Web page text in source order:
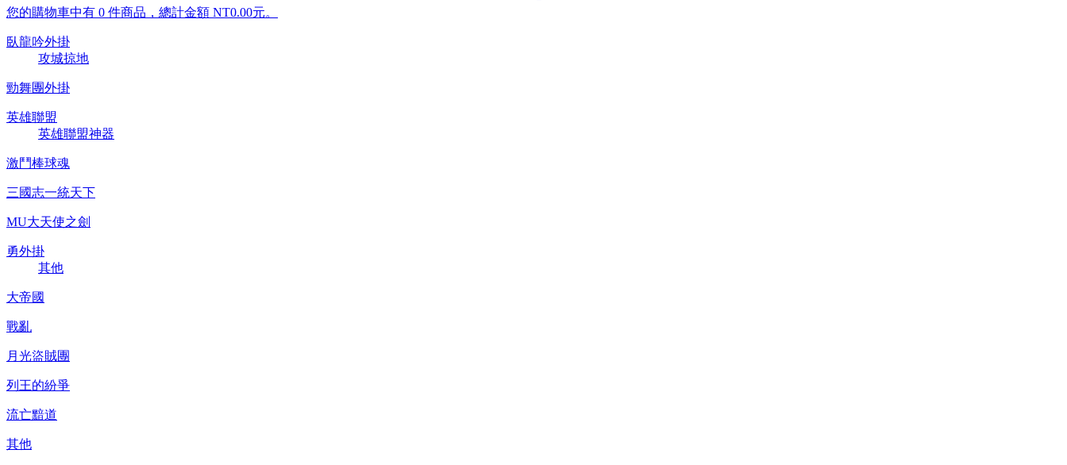
您的購物車中有 0 件商品，總計金額 NT0.00元。
臥龍吟外掛
攻城掠地
勁舞團外掛
英雄聯盟
英雄聯盟神器
激鬥棒球魂
三國志一統天下
MU大天使之劍
勇外掛
其他
大帝國
戰亂
月光盜賊團
列王的紛爭
流亡黯道
其他